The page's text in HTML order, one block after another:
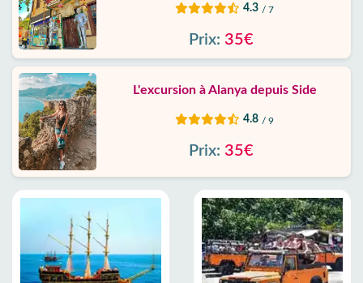
4.3 / 7
Prix: 35€
L'excursion à Alanya depuis Side
4.8 / 9
Prix: 35€